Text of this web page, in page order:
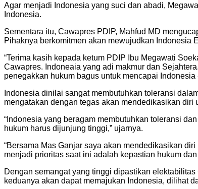
Agar menjadi Indonesia yang suci dan abadi,
Indonesia.
Sementara itu, Cawapres PDIP, Mahfud MD
Pihaknya berkomitmen akan mewujudkan Indonesia
“Terima kasih kepada ketum PDIP Ibu Megawati
Cawapres. Indoneaia yang adi makmur dan
penegakkan hukum bagus untuk mencapai Indonesia
Indonesia dinilai sangat membutuhkan toleransi
mengatakan dengan tegas akan mendedikasikan diri
“Indonesia yang beragam membutuhkan toleransi
hukum harus dijunjung tinggi,” ujarnya.
“Bersama Mas Ganjar saya akan mendedikasikan
menjadi prioritas saat ini adalah kepastian hukum
Dengan semangat yang tinggi dipastikan
keduanya akan dapat memajukan Indonesia, dilihat